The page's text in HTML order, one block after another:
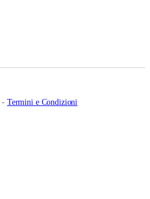
- Termini e Condizioni